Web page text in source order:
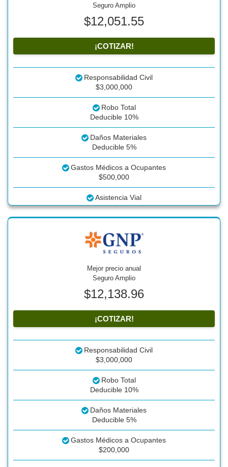
Seguro Amplio
$12,051.55
¡COTIZAR!
Responsabilidad Civil
$3,000,000
Robo Total
Deducible 10%
Daños Materiales
Deducible 5%
Gastos Médicos a Ocupantes
$500,000
Asistencia Vial
Mejor precio anual
Seguro Amplio
$12,138.96
¡COTIZAR!
Responsabilidad Civil
$3,000,000
Robo Total
Deducible 10%
Daños Materiales
Deducible 5%
Gastos Médicos a Ocupantes
$200,000